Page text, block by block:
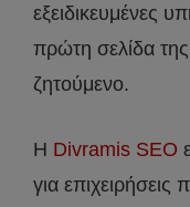
εξειδικευμένες
πρώτη σελίδα
ζητούμενο.
Η Divramis SEO
για